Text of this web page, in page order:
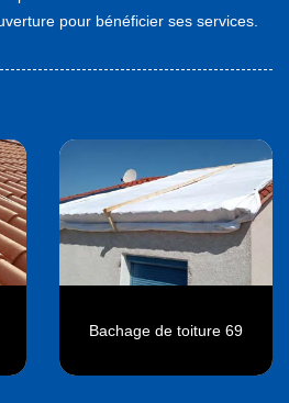
pour bénéficier ses services.
Bachage de toiture 69